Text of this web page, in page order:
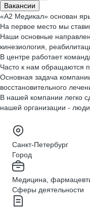
Вакансии
«А2 Медикал» основан
На первое место мы
Наши основные
кинезиология,
В центре работает
Часто к нам обращаются
Основная задача
восстановительного
В нашей компании легко
нашей организации -
Санкт-Петербург
Город
Медицина,
Сферы деятельности